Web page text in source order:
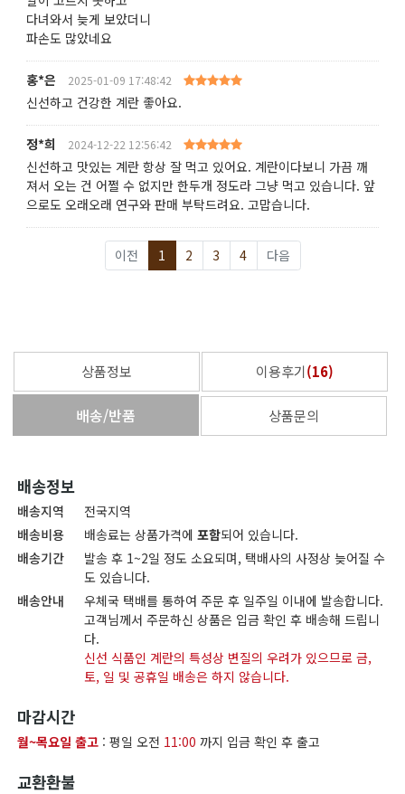
다녀와서 늦게 보았더니
파손도 많았네요
홍*은 2025-01-09 17:48:42
신선하고 건강한 계란 좋아요.
정*희 2024-12-22 12:56:42
신선하고 맛있는 계란 항상 잘 먹고 있어요. 계란이다보니 가끔 깨
져서 오는 건 어쩔 수 없지만 한두개 정도라 그냥 먹고 있습니다. 앞
으로도 오래오래 연구와 판매 부탁드려요. 고맙습니다.
이전 1 2 3 4 다음
상품정보 이용후기(16)
배송/반품 상품문의
배송정보
배송지역
전국지역
배송비용
배송료는 상품가격에 포함되어 있습니다.
배송기간
발송 후 1~2일 정도 소요되며, 택배사의 사정상 늦어질 수
도 있습니다.
배송안내
우체국 택배를 통하여 주문 후 일주일 이내에 발송합니다.
고객님께서 주문하신 상품은 입금 확인 후 배송해 드립니
다.
신선 식품인 계란의 특성상 변질의 우려가 있으므로 금,
토, 일 및 공휴일 배송은 하지 않습니다.
마감시간
월~목요일 출고 : 평일 오전 11:00 까지 입금 확인 후 출고
교환환불